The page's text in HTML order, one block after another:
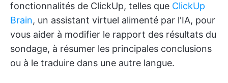
fonctionnalités de ClickUp, telles que ClickUp
Brain, un assistant virtuel alimenté par l'IA, pour
vous aider à modifier le rapport des résultats du
sondage, à résumer les principales conclusions
ou à le traduire dans une autre langue.